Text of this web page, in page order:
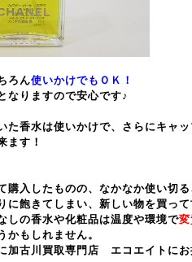
ろん使いかけでもＯＫ！
なりますので安心です♪
た香水は使いかけで、さらにキャ
ます！
購入したものの、なかなか使い切る
に飽きてしまい、新しい物を買って
しの香水や化粧品は温度や環境で
かもしれません。
加古川買取専門店 エコエイトにお